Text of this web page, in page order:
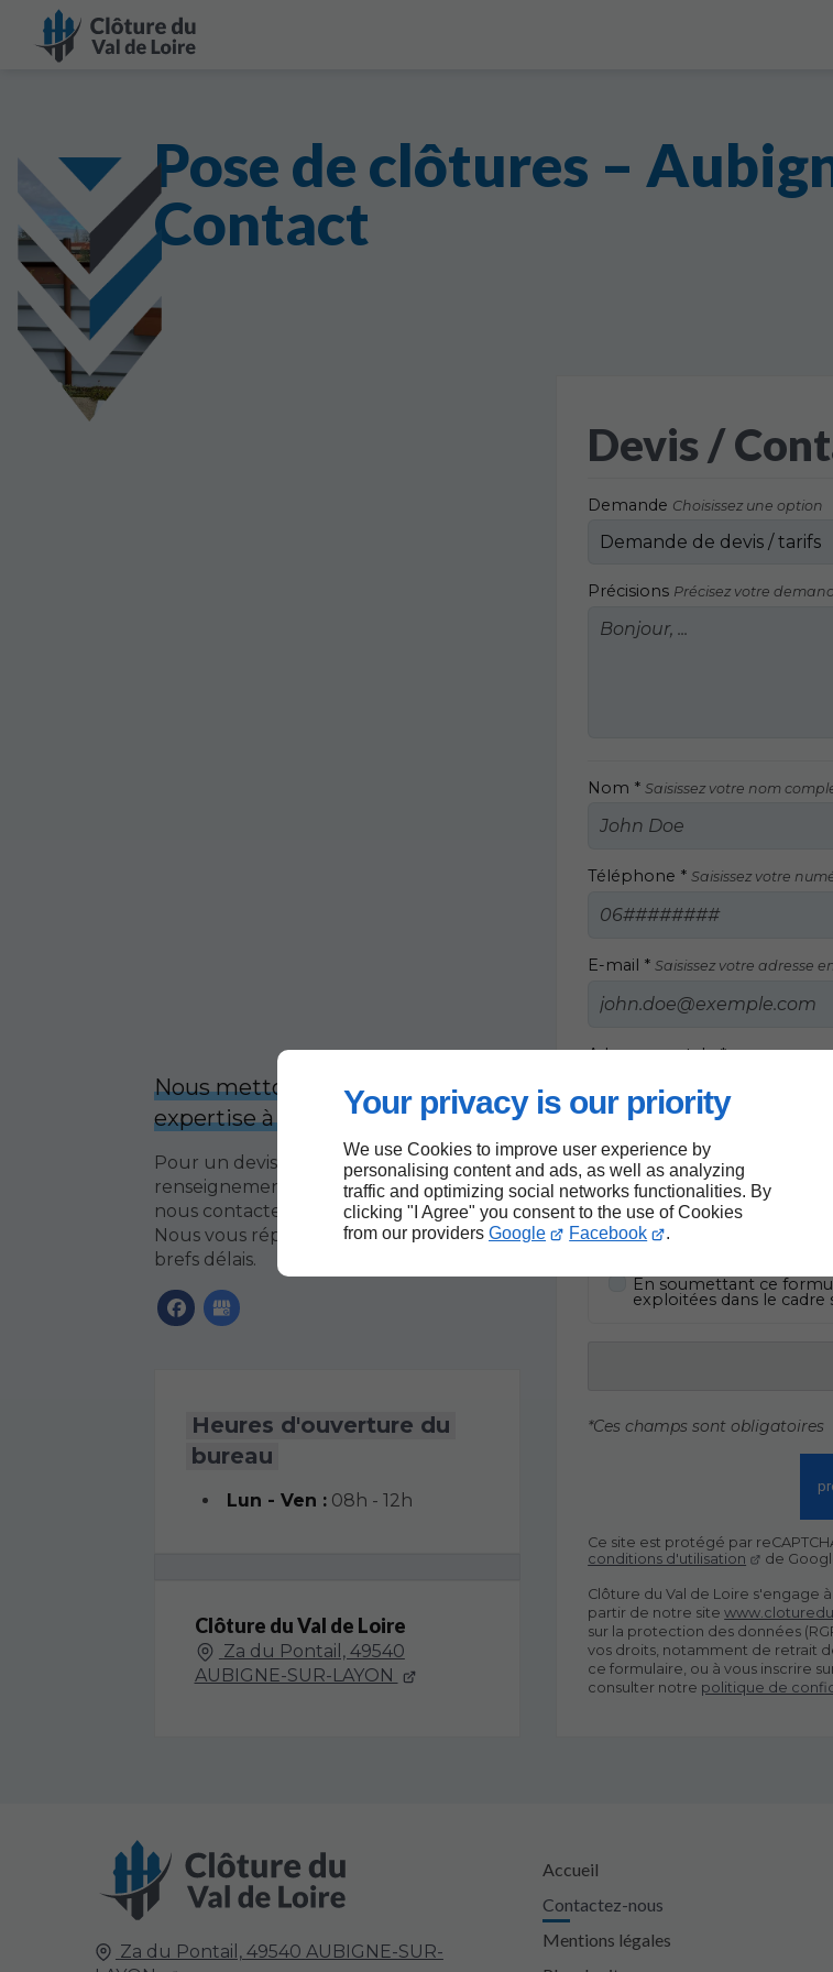
Your privacy is our priority
We use Cookies to improve user experience by
personalising content and ads, as well as analyzing
traffic and optimizing social networks functionalities. By
clicking "I Agree" you consent to the use of Cookies
from our providers Google Facebook .
Pose de clôtures –
Contact
Nous mettons toute notre
expertise à votre service !
Pour un devis, un prix ou un
renseignement, nous vous invitons à
nous contacter par le formulaire ci-joint.
Nous vous répondrons dans les plus
brefs délais.
Heures d'ouverture du
bureau
Lun - Ven :08h - 12h
Clôture du Val de Loire
Za du Pontail, 49540
AUBIGNE-SUR-LAYON
Devis /
Demande Choisissez une option
Précisions Précisez votre
Nom *Saisissez votre nom
Téléphone *Saisissez votre
E-mail *Saisissez votre adresse
Adresse postale *
En soumettant ce
exploitées dans le
*Ces champs sont obligatoires
Ce site est protégé par
conditions d'utilisation
de
Clôture du Val de Loire s'engage
partir de notre site
sur la protection des données
vos droits, notamment de retrait
ce formulaire, ou à vous inscrire
consulter notre politique de
Za du Pontail, 49540 AUBIGNE-SUR-
Accueil
Contactez-nous
Mentions légales